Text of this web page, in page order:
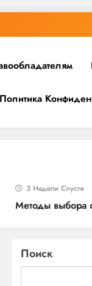
Политика
3 Недели Спустя
Методы выбора
Поиск